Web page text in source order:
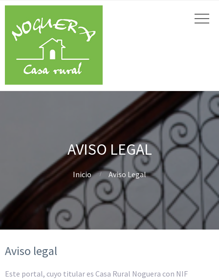
AVISO LEGAL
Inicio Aviso Legal
Aviso legal
Este portal, cuyo titular es Casa Rural Noguera con NIF